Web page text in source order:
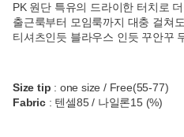
PK 원단 특유의 드라이한 터치로
출근룩부터 모임룩까지 대충 걸쳐
티셔츠인듯 블라우스 인듯 꾸안꾸
Size tip : one size / Free(55-77)
Fabric: 텐셀85 / 나일론15 (%)